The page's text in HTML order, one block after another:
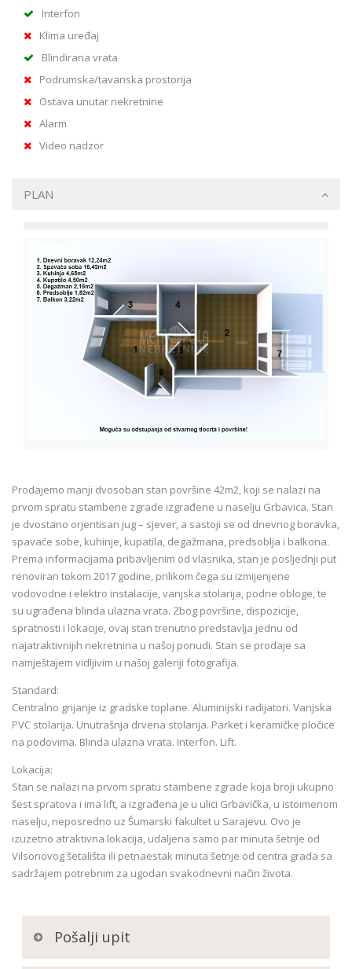
Interfon
Klima uređaj
Blindirana vrata
Podrumska/tavanska prostorija
Ostava unutar nekretnine
Alarm
Video nadzor
PLAN
Prodajemo manji dvosoban stan površine 42m2, koji se nalazi na
prvom spratu stambene zgrade izgrađene u naselju Grbavica. Stan
je dvostano orjentisan jug – sjever, a sastoji se od dnevnog boravka,
spavaće sobe, kuhinje, kupatila, degažmana, predsoblja i balkona.
Prema informacijama pribavljenim od vlasnika, stan je posljednji put
renoviran tokom 2017 godine, prilikom čega su izmijenjene
vodovodne i elektro instalacije, vanjska stolarija, podne obloge, te
su ugrađena blinda ulazna vrata. Zbog površine, dispozicije,
spratnosti i lokacije, ovaj stan trenutno predstavlja jednu od
najatraktivnijih nekretnina u našoj ponudi. Stan se prodaje sa
namještajem vidljivim u našoj galeriji fotografija.
Standard:
Centralno grijanje iz gradske toplane. Aluminijski radijatori. Vanjska
PVC stolarija. Unutrašnja drvena stolarija. Parket i keramičke pločice
na podovima. Blinda ulazna vrata. Interfon. Lift.
Lokacija:
Stan se nalazi na prvom spratu stambene zgrade koja broji ukupno
šest spratova i ima lift, a izgrađena je u ulici Grbavička, u istoimenom
naselju, neposredno uz Šumarski fakultet u Sarajevu. Ovo je
izuzetno atraktivna lokacija, udaljena samo par minuta šetnje od
Vilsonovog šetališta ili petnaestak minuta šetnje od centra grada sa
sadržajem potrebnim za ugodan svakodnevni način života.
Pošalji upit